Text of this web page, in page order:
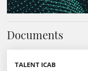
Documents
TALENT ICAB